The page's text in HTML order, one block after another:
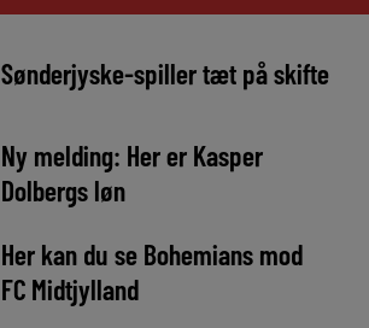
Sønderjyske-spiller tæt på skifte
Ny melding: Her er Kasper
Dolbergs løn
Her kan du se Bohemians mod
FC Midtjylland